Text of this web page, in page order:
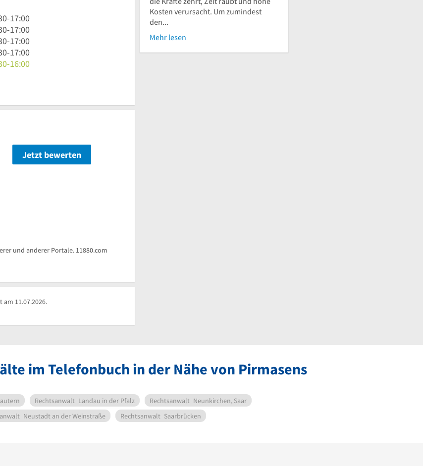
-17:00
-17:00
-17:00
-17:00
-16:00
Jetzt bewerten
und anderer Portale. 11880.com
11.07.2026.
Kosten verursacht. Um zumindest
den...
Mehr lesen
im Telefonbuch in der Nähe von Pirmasens
Rechtsanwalt Landau in der Pfalz Rechtsanwalt Neunkirchen, Saar
Neustadt an der Weinstraße Rechtsanwalt Saarbrücken